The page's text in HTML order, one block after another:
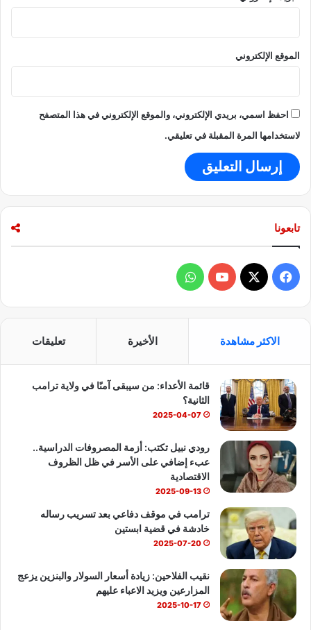
الموقع الإلكتروني
احفظ اسمي، بريدي الإلكتروني، والموقع الإلكتروني في هذا المتصفح
لاستخدامها المرة المقبلة في تعليقي.
تابعونا
ي
و
ك
X
Y
T
u
e
ا
ا
ب
الاكثر مشاهدة الأخيرة تعليقات
قائمة الأعداء: من سيبقى آمنًا في ولاية ترامب
الثانية؟
2025-04-07
رودي نبيل تكتب: أزمة المصروفات الدراسية..
عبء إضافي على الأسر في ظل الظروف
الاقتصادية
2025-09-13
ترامب في موقف دفاعي بعد تسريب رساله
خادشة في قضية ابستين
2025-07-20
نقيب الفلاحين: زيادة أسعار السولار والبنزين يزعج
المزارعين ويزيد الاعباء عليهم
2025-10-17